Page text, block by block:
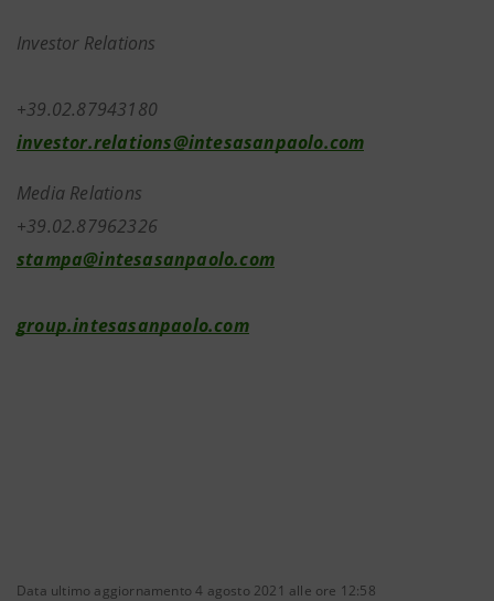
Investor Relations
investor.relations@intesasanpaolo.com
Media Relations
+39.02.87962326
stampa@intesasanpaolo.com
group.intesasanpaolo.com
Data ultimo aggiornamento 4 agosto 2021 alle ore 12:58